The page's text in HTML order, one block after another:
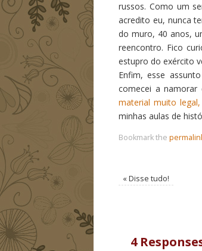
russos. Como um
acredito eu, nunca
do muro, 40 anos,
reencontro. Fico
estupro do exército
Enfim, esse
comecei a namorar
material muito
minhas aulas de
Bookmark the
« Disse tudo!
4